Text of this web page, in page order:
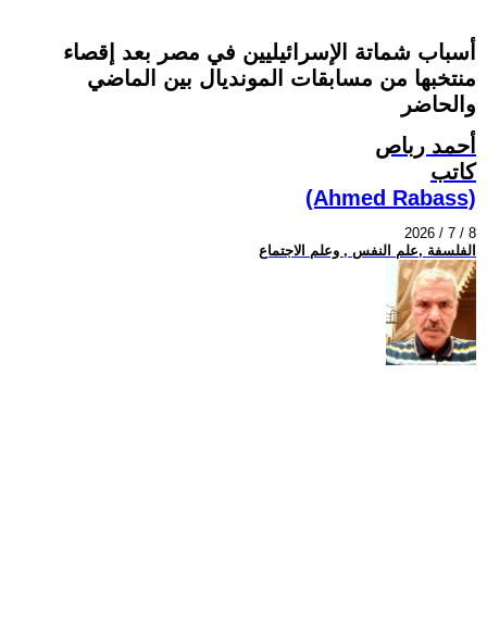
أسباب شماتة الإسرائيليين في مصر بعد إقصاء
منتخبها من مسابقات المونديال بين الماضي
والحاضر
أحمد رباص
كاتب
(Ahmed Rabass)
2026 / 7 / 8
الفلسفة ,علم النفس , وعلم الاجتماع